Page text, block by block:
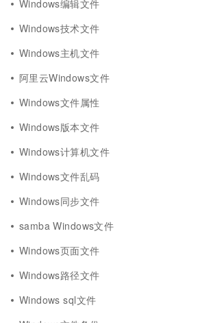
Windows编辑文件
Windows技术文件
Windows主机文件
阿里云Windows文件
Windows文件属性
Windows版本文件
Windows计算机文件
Windows文件乱码
Windows同步文件
samba Windows文件
Windows页面文件
Windows路径文件
Windows sql文件